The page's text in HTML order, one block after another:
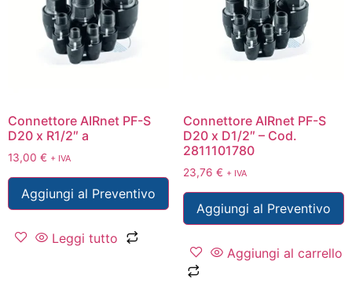
Connettore AIRnet PF-S
D20 x R1/2″ a
13,00 € + IVA
Aggiungi al Preventivo
Leggi tutto
Connettore AIRnet PF-S
D20 x D1/2″ – Cod.
2811101780
23,76 € + IVA
Aggiungi al Preventivo
Aggiungi al carrello